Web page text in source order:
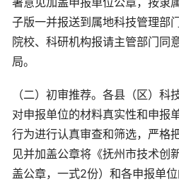
子版一并报送到属地科技管理部
院校、科研机构报请主管部门同
局。
（二）初审推荐。各县（区）科
对申报单位的材料真实性和申报
行为进行认真审查和筛选，严格
见并加盖公章将《抚州市技术创
盖公章，一式2份）和各申报单